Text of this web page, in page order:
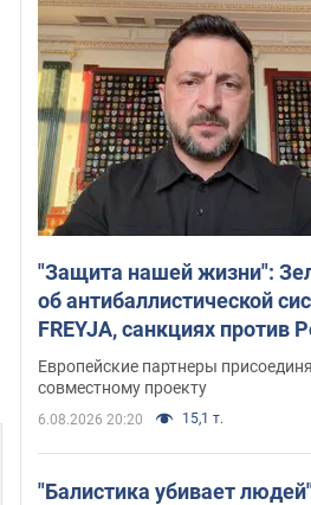
"Защита нашей жизни":
об антибаллистической
FREYJA, санкциях против
поддержке аграриев.
Европейские партнеры
совместному проекту
6.08.2026 20:20 15,1 т.
"Балистика убивает